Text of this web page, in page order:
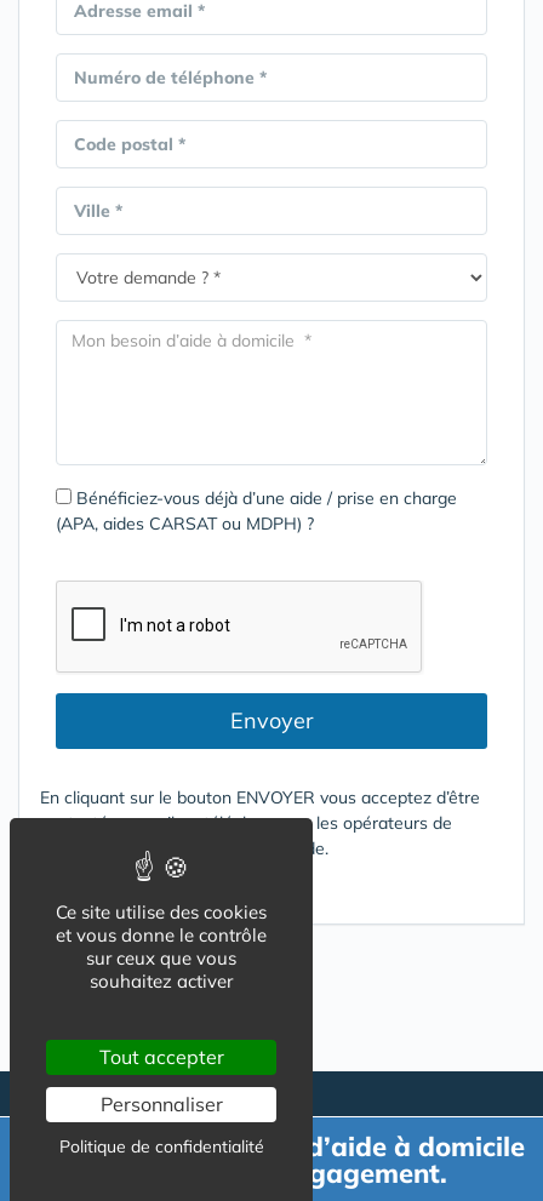
Adresse email *
Numéro de téléphone *
Code postal *
Ville *
Bénéficiez-vous déjà d’une aide / prise en charge
(APA, aides CARSAT ou MDPH) ?
Envoyer
En cliquant sur le bouton ENVOYER vous acceptez d’être
contacté par mail ou téléphone par les opérateurs de
services répondant à votre demande.
Conditions d'utilisation
Demande de devis d’aide à domicile
gratuit et sans engagement.
Ce site utilise des cookies
et vous donne le contrôle
sur ceux que vous
souhaitez activer
Tout accepter
Personnaliser
Politique de confidentialité